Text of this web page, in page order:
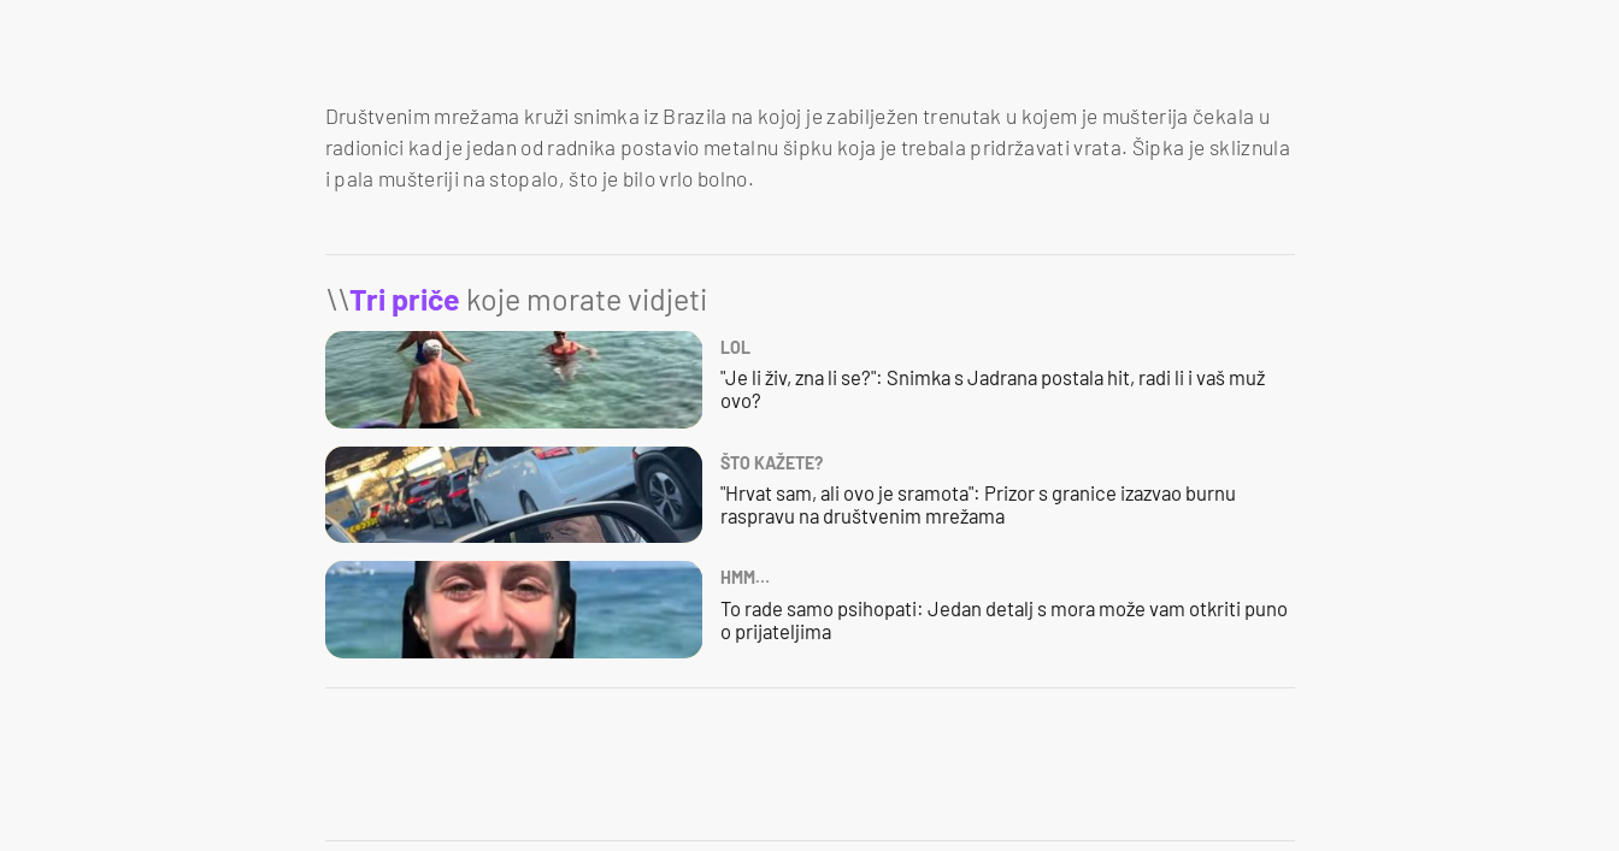
Društvenim mrežama kruži snimka iz Brazila na kojoj je zabilježen trenutak u kojem je mušterija čekala u
radionici kad je jedan od radnika postavio metalnu šipku koja je trebala pridržavati vrata. Šipka je skliznula
i pala mušteriji na stopalo, što je bilo vrlo bolno.
\\Tri priče koje morate vidjeti
LOL
"Je li živ, zna li se?": Snimka s Jadrana postala hit, radi li i vaš muž
ovo?
ŠTO KAŽETE?
"Hrvat sam, ali ovo je sramota": Prizor s granice izazvao burnu
raspravu na društvenim mrežama
HMM…
To rade samo psihopati: Jedan detalj s mora može vam otkriti puno
o prijateljima